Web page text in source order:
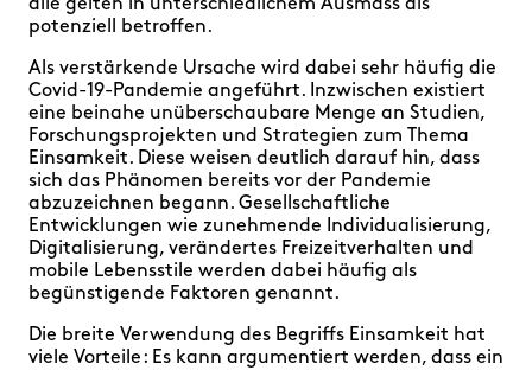
alle gelten in unterschiedlichem Ausmass als
potenziell betroffen.
Als verstärkende Ursache wird dabei sehr häufig die
Covid-19-Pandemie angeführt. Inzwischen existiert
eine beinahe unüberschaubare Menge an Studien,
Forschungsprojekten und Strategien zum Thema
Einsamkeit. Diese weisen deutlich darauf hin, dass
sich das Phänomen bereits vor der Pandemie
abzuzeichnen begann. Gesellschaftliche
Entwicklungen wie zunehmende Individualisierung,
Digitalisierung, verändertes Freizeitverhalten und
mobile Lebensstile werden dabei häufig als
begünstigende Faktoren genannt.
Die breite Verwendung des Begriffs Einsamkeit hat
viele Vorteile : Es kann argumentiert werden, dass ein